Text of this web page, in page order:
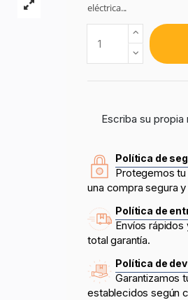
eléctrica...
Escriba su propia
Política de
Protegemos
una compra segura
Política de
Envíos
total garantía.
Política de
Garantizamos
establecidos según